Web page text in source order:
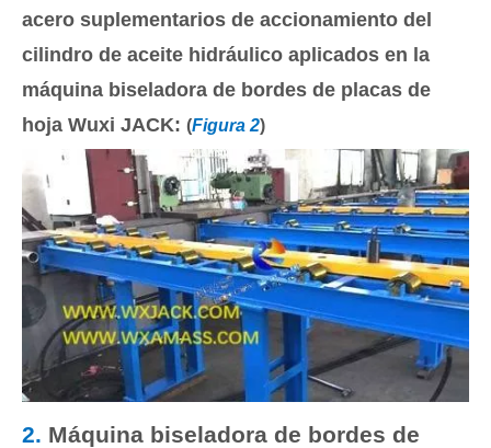
acero suplementarios de accionamiento del
cilindro de aceite hidráulico aplicados en la
máquina biseladora de bordes de placas de
hoja Wuxi JACK: (Figura 2)
2. Máquina biseladora de bordes de